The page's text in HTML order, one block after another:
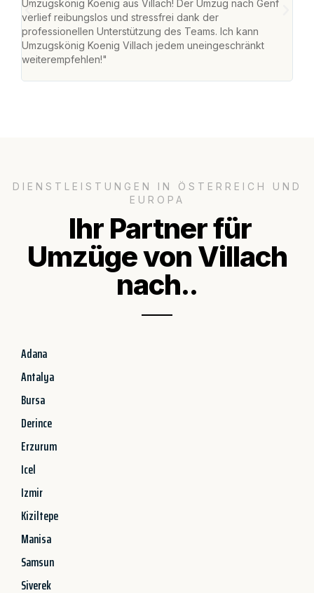
Umzugskönig Koenig aus Villach! Der Umzug nach Genf
verlief reibungslos und stressfrei dank der
professionellen Unterstützung des Teams. Ich kann
Umzugskönig Koenig Villach jedem uneingeschränkt
weiterempfehlen!"
DIENSTLEISTUNGEN IN ÖSTERREICH UND
EUROPA
Ihr Partner für
Umzüge von Villach
nach..
Adana
Antalya
Bursa
Derince
Erzurum
Icel
Izmir
Kiziltepe
Manisa
Samsun
Siverek